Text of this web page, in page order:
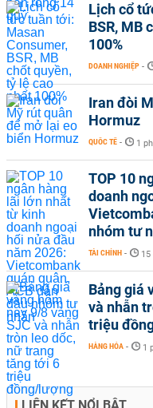
Lịch cổ
BSR, MB
100%
DOANH NGHIỆP -
Iran đòi
Hormuz
QUỐC TẾ - 1
TOP 10
doanh
nhóm tư
TÀI CHÍNH -
Bảng giá
và nhẫn
triệu
HÀNG HÓA - 1